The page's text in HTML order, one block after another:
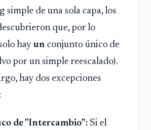
simple de una sola capa, los
que, por lo
hayun conjunto único de
por un simple reescalado).
hay dos excepciones
de "Intercambio": Si el